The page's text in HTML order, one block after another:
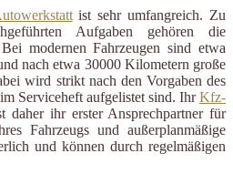
ist sehr umfangreich. Zu
Aufgaben gehören die
modernen Fahrzeugen sind etwa
nach etwa 30000 Kilometern große
wird strikt nach den Vorgaben des
Serviceheft aufgelistet sind. IhrKfz-
daher ihr erster Ansprechpartner für
Fahrzeugs und außerplanmäßige
und können durch regelmäßigen